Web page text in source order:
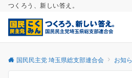
つくろう、新しい答え。
国民民主党 埼玉県総支部連合会 お知